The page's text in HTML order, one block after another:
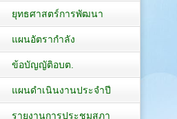
ยุทธศาสตร์การพัฒนา
แผนอัตรากำลัง
ข้อบัญญัติอบต.
แผนดำเนินงานประจำปี
รายงานการประชุมสภา